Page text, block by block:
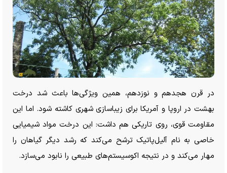
در قرن هجدهم و نوزدهم، همین ویژگی‌ها باعث شد درخت
بهشت در اروپا و آمریکا برای زیباسازی شهری کاشته شود. اما این
مقاومت قوی، روی تاریکی هم داشت: این درخت مواد شیمیایی
خاصی به نام آلیل‌پاتیک ترشح می‌کند که رشد دیگر گیاهان را
مهار می‌کند و در نتیجه اکوسیستم‌های طبیعی را نابود می‌سازد.